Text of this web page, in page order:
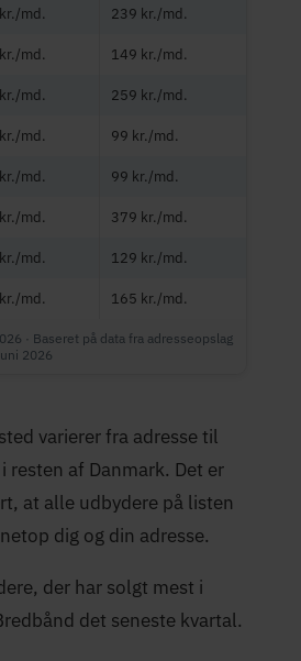
md. 239 kr./md.
md. 149 kr./md.
md. 259 kr./md.
md. 99 kr./md.
md. 99 kr./md.
md. 379 kr./md.
md. 129 kr./md.
md. 165 kr./md.
· Baseret på data fra adresseopslag
2026
varierer fra adresse til
resten af Danmark. Det er
at alle udbydere på listen
dig og din adresse.
der har solgt mest i
det seneste kvartal.